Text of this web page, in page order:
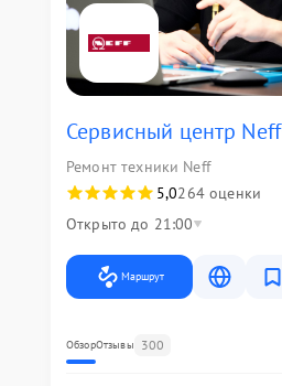
Сервисный центр Neff
Ремонт техники Neff
5,0264 оценки
Открыто до 21:00
Маршрут
ОбзорОтзывы 300